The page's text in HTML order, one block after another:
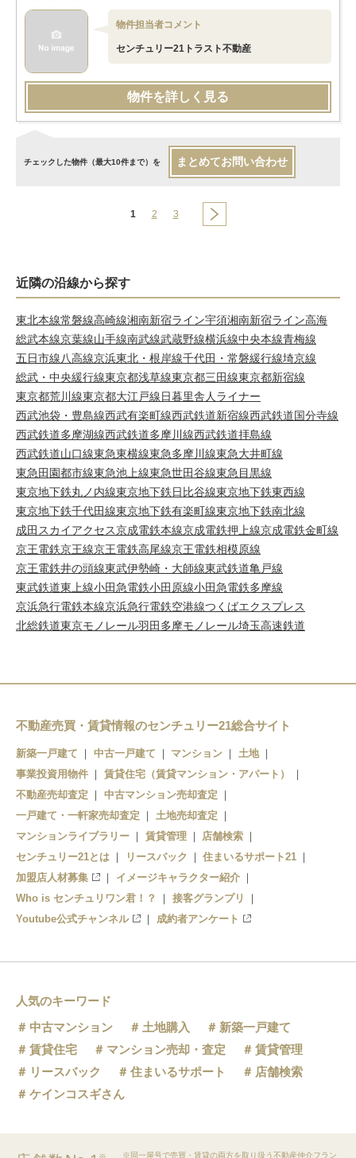
物件担当者コメント
センチュリー21トラスト不動産
物件を詳しく見る
チェックした物件（最大10件まで）を まとめてお問い合わせ
1 2 3
近隣の沿線から探す
東北本線常磐線高崎線湘南新宿ライン宇須湘南新宿ライン高海
総武本線京葉線山手線南武線武蔵野線横浜線中央本線青梅線
五日市線八高線京浜東北・根岸線千代田・常磐緩行線埼京線
総武・中央緩行線東京都浅草線東京都三田線東京都新宿線
東京都荒川線東京都大江戸線日暮里舎人ライナー
西武池袋・豊島線西武有楽町線西武鉄道新宿線西武鉄道国分寺線
西武鉄道多摩湖線西武鉄道多摩川線西武鉄道拝島線
西武鉄道山口線東急東横線東急多摩川線東急大井町線
東急田園都市線東急池上線東急世田谷線東急目黒線
東京地下鉄丸ノ内線東京地下鉄日比谷線東京地下鉄東西線
東京地下鉄千代田線東京地下鉄有楽町線東京地下鉄南北線
成田スカイアクセス京成電鉄本線京成電鉄押上線京成電鉄金町線
京王電鉄京王線京王電鉄高尾線京王電鉄相模原線
京王電鉄井の頭線東武伊勢崎・大師線東武鉄道亀戸線
東武鉄道東上線小田急電鉄小田原線小田急電鉄多摩線
京浜急行電鉄本線京浜急行電鉄空港線つくばエクスプレス
北総鉄道東京モノレール羽田 多摩モノレール埼玉高速鉄道
不動産売買・賃貸情報のセンチュリー21総合サイト
新築一戸建て 中古一戸建て マンション
土地
事業投資用物件
賃貸住宅（賃貸マンション・アパート）
不動産売却査定
中古マンション売却査定
一戸建て・一軒家売却査定
土地売却査定
マンションライブラリー
賃貸管理
店舗検索
センチュリー21とは
リースバック
住まいるサポート21
加盟店人材募集
イメージキャラクター紹介
Who is センチュリワン君！？
接客グランプリ
Youtube公式チャンネル
成約者アンケート
人気のキーワード
中古マンション
土地購入
新築一戸建て
賃貸住宅
マンション売却・査定
賃貸管理
リースバック
住まいるサポート
店舗検索
ケインコスギさん
※同一屋号で売買・賃貸の両方を取り扱う不動産仲介フラン